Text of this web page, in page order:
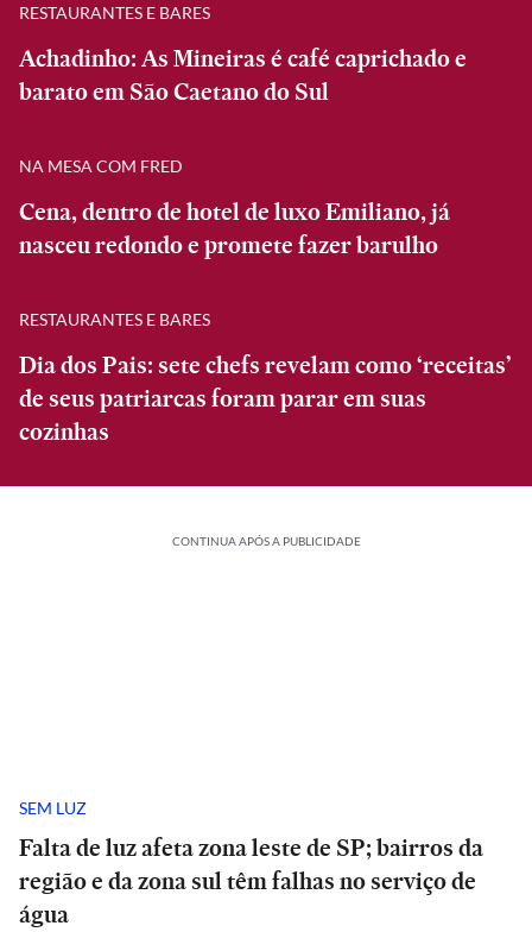
RESTAURANTES E BARES
Achadinho: As Mineiras é café caprichado e
barato em São Caetano do Sul
NA MESA COM FRED
Cena, dentro de hotel de luxo Emiliano, já
nasceu redondo e promete fazer barulho
RESTAURANTES E BARES
Dia dos Pais: sete chefs revelam como ‘receitas’
de seus patriarcas foram parar em suas
cozinhas
CONTINUA APÓS A PUBLICIDADE
SEM LUZ
Falta de luz afeta zona leste de SP; bairros da
região e da zona sul têm falhas no serviço de
água